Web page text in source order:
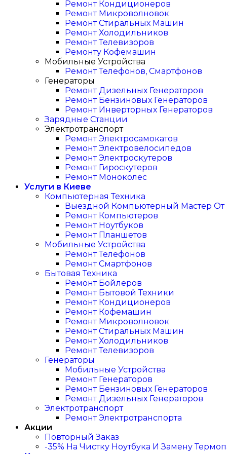
Ремонт Кондиционеров
Ремонт Микроволновок
Ремонт Стиральных Машин
Ремонт Холодильников
Ремонт Телевизоров
Ремонту Кофемашин
Мобильные Устройства
Ремонт Телефонов, Смартфонов
Генераторы
Ремонт Дизельных Генераторов
Ремонт Бензиновых Генераторов
Ремонт Инверторных Генераторов
Зарядные Станции
Электротранспорт
Ремонт Электросамокатов
Ремонт Электровелосипедов
Ремонт Электроскутеров
Ремонт Гироскутеров
Ремонт Моноколес
Услуги в Киеве
Компьютерная Техника
Выездной Компьютерный Мастер От
Ремонт Компьютеров
Ремонт Ноутбуков
Ремонт Планшетов
Мобильные Устройства
Ремонт Телефонов
Ремонт Смартфонов
Бытовая Техника
Ремонт Бойлеров
Ремонт Бытовой Техники
Ремонт Кондиционеров
Ремонт Кофемашин
Ремонт Микроволновок
Ремонт Стиральных Машин
Ремонт Холодильников
Ремонт Телевизоров
Генераторы
Мобильные Устройства
Ремонт Генераторов
Ремонт Бензиновых Генераторов
Ремонт Дизельных Генераторов
Электротранспорт
Ремонт Электротранспорта
Акции
Повторный Заказ
-35% На Чистку Ноутбука И Замену